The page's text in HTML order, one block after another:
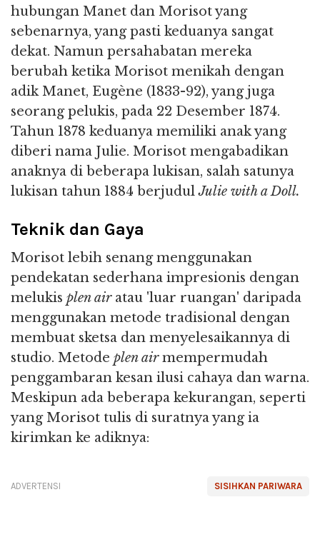
hubungan Manet dan Morisot yang
sebenarnya, yang pasti keduanya sangat
dekat. Namun persahabatan mereka
berubah ketika Morisot menikah dengan
adik Manet, Eugène (1833-92), yang juga
seorang pelukis, pada 22 Desember 1874.
Tahun 1878 keduanya memiliki anak yang
diberi nama Julie. Morisot mengabadikan
anaknya di beberapa lukisan, salah satunya
lukisan tahun 1884 berjudulJulie with a Doll.
Teknik dan Gaya
Morisot lebih senang menggunakan
pendekatan sederhana impresionis dengan
melukis plen air atau 'luar ruangan' daripada
menggunakan metode tradisional dengan
membuat sketsa dan menyelesaikannya di
studio. Metode plen airmempermudah
penggambaran kesan ilusi cahaya dan warna.
Meskipun ada beberapa kekurangan, seperti
yang Morisot tulis di suratnya yang ia
kirimkan ke adiknya:
SISIHKAN PARIWARA
ADVERTENSI